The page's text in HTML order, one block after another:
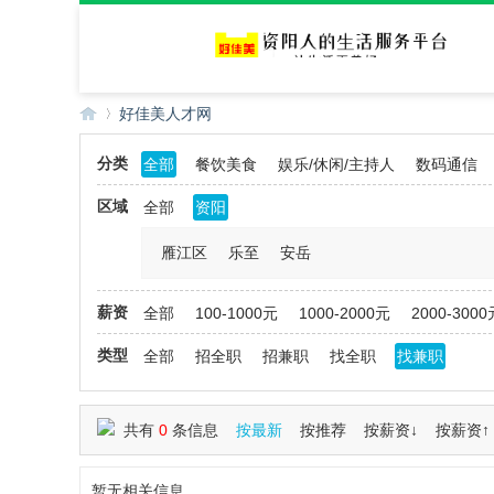
»
好佳美人才网
分类 全部 餐饮美食 娱乐/休闲/主持人 数码通信
区域 全部 资阳
雁江区 乐至 安岳
薪资 全部 100-1000元 1000-2000元 2000-3000
类型 全部 招全职 招兼职 找全职 找兼职
共有 0 条信息 按最新 按推荐 按薪资↓ 按薪资↑